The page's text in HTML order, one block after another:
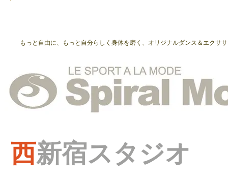
もっと自由に、もっと自分らしく身体を磨く、オリジナルダンス＆エクサ
西新宿スタジオ